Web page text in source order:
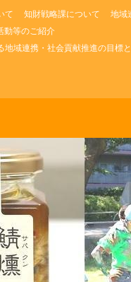
て 知財戦略課について
地域
動等のご紹介
地域連携・社会貢献推進の目標